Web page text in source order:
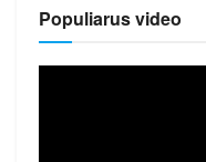
Populiarus video